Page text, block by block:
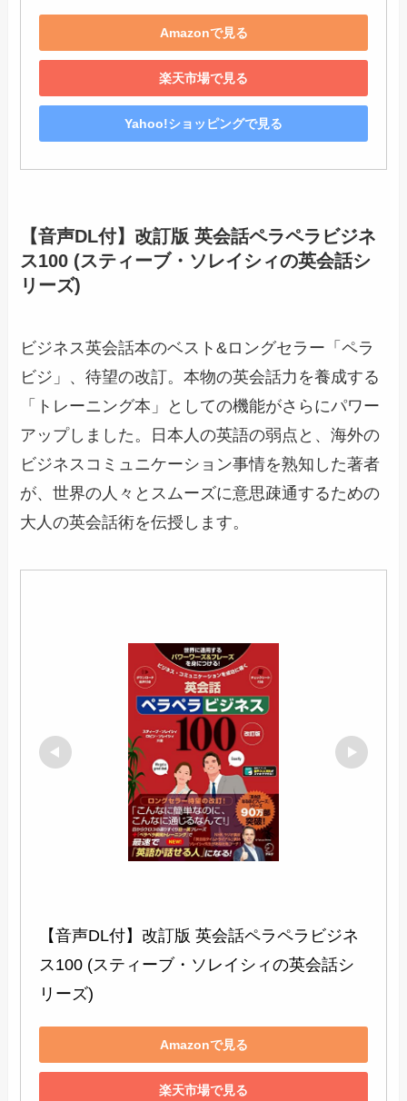
Amazonで見る
楽天市場で見る
Yahoo!ショッピングで見る
【音声DL付】改訂版 英会話ペラペラビジネ
ス100 (スティーブ・ソレイシィの英会話シ
リーズ)
ビジネス英会話本のベスト&ロングセラー「ペラ
ビジ」、待望の改訂。本物の英会話力を養成する
「トレーニング本」としての機能がさらにパワー
アップしました。日本人の英語の弱点と、海外の
ビジネスコミュニケーション事情を熟知した著者
が、世界の人々とスムーズに意思疎通するための
大人の英会話術を伝授します。
【音声DL付】改訂版 英会話ペラペラビジネ
ス100 (スティーブ・ソレイシィの英会話シ
リーズ)
Amazonで見る
楽天市場で見る